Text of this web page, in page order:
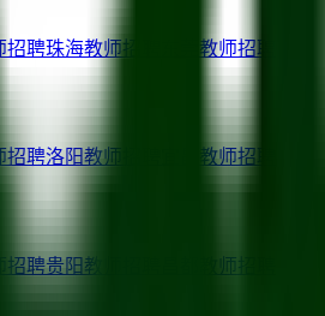
招聘珠海教师招聘 教师招聘
招聘洛阳教师招聘 教师招聘
招聘贵阳 教师招聘 教师招聘